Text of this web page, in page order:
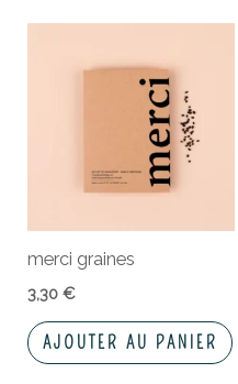
merci graines
3,30€
AJOUTER AU PANIER